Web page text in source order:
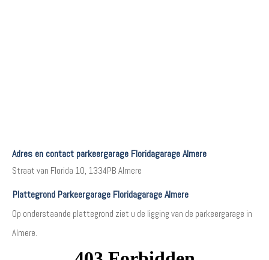
Adres en contact parkeergarage Floridagarage Almere
Straat van Florida 10, 1334PB Almere
Plattegrond Parkeergarage Floridagarage Almere
Op onderstaande plattegrond ziet u de ligging van de parkeergarage in
Almere.